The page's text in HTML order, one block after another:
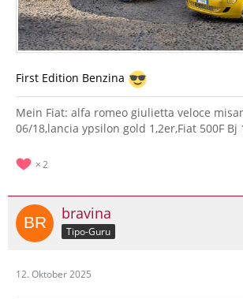
First Edition Benzina
Mein Fiat: alfa romeo giulietta veloce
06/18,lancia ypsilon gold 1,2er,Fiat 500F Bj
2
bravina
Tipo-Guru
12. Oktober 2025